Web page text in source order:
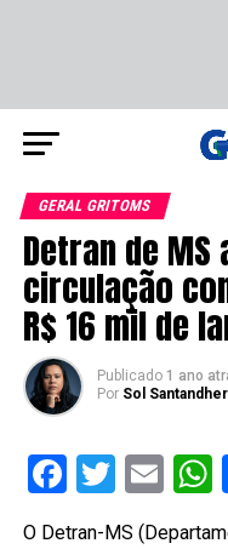
GERAL GRITOMS
Detran de
circulação
R$ 16 mil de
Publicado 1 ano
Por Sol
Facebook
O Detran-MS